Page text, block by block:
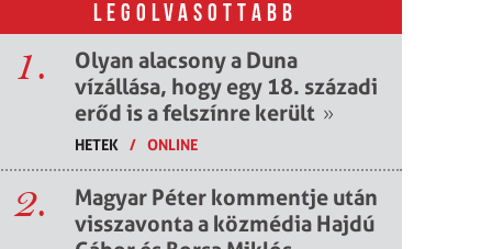
LEGOLVASOTTABB
1.
Olyan alacsony a Duna
vízállása, hogy egy 18. századi
erőd is a felszínre került »
HETEK / ONLINE
2.
Magyar Péter kommentje után
visszavonta a közmédia Hajdú